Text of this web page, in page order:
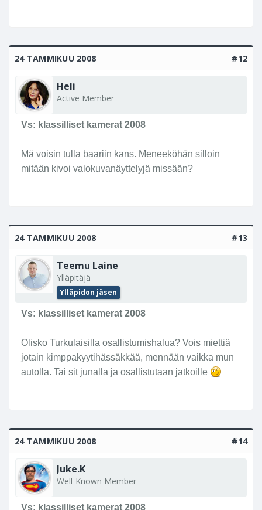
24 TAMMIKUU 2008 #12
Heli
Active Member
Vs: klassilliset kamerat 2008
Mä voisin tulla baariin kans. Meneeköhän silloin
mitään kivoi valokuvanäyttelyjä missään?
24 TAMMIKUU 2008 #13
Teemu Laine
Ylläpitäjä
Ylläpidon jäsen
Vs: klassilliset kamerat 2008
Olisko Turkulaisilla osallistumishalua? Vois miettiä
jotain kimppakyytihässäkkää, mennään vaikka mun
autolla. Tai sit junalla ja osallistutaan jatkoille
24 TAMMIKUU 2008 #14
Juke.K
Well-Known Member
Vs: klassilliset kamerat 2008